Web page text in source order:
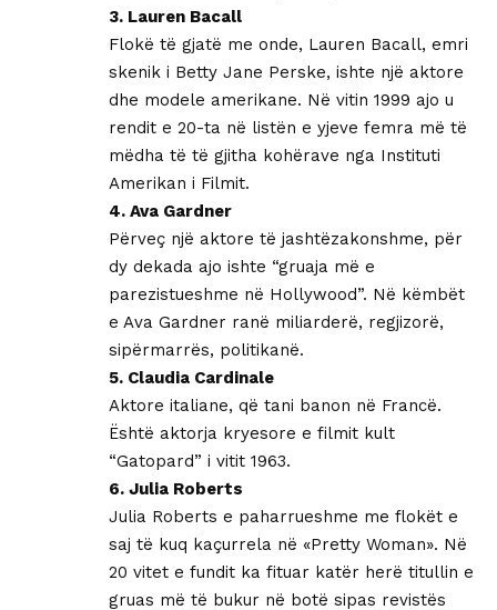
3. Lauren Bacall
Flokë të gjatë me onde, Lauren Bacall, emri
skenik i Betty Jane Perske, ishte një aktore
dhe modele amerikane. Në vitin 1999 ajo u
rendit e 20-ta në listën e yjeve femra më të
mëdha të të gjitha kohërave nga Instituti
Amerikan i Filmit.
4. Ava Gardner
Përveç një aktore të jashtëzakonshme, për
dy dekada ajo ishte “gruaja më e
parezistueshme në Hollywood”. Në këmbët
e Ava Gardner ranë miliarderë, regjizorë,
sipërmarrës, politikanë.
5. Claudia Cardinale
Aktore italiane, që tani banon në Francë.
Është aktorja kryesore e filmit kult
“Gatopard” i vitit 1963.
6. Julia Roberts
Julia Roberts e paharrueshme me flokët e
saj të kuq kaçurrela në «Pretty Woman». Në
20 vitet e fundit ka fituar katër herë titullin e
gruas më të bukur në botë sipas revistës